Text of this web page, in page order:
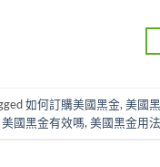
如何訂購美國黑金, 美國
美國黑金有效嗎, 美國黑金用法